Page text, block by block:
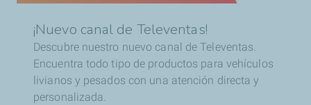
¡Nuevo canal de Televentas!
Descubre nuestro nuevo canal de Televentas.
Encuentra todo tipo de productos para vehículos
livianos y pesados con una atención directa y
personalizada.
Noticias
¡TotalEnergies en